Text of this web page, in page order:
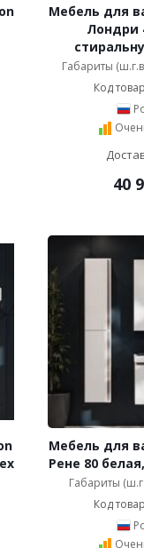
Мебель для
Лондри
Габариты
Код
40
Мебель для
Рене 80
Габариты
Код